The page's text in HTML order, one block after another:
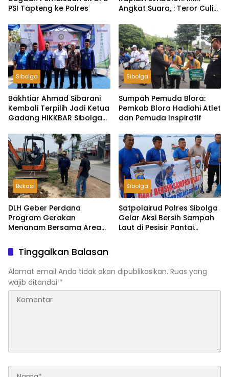
PSI Tapteng ke Polres
Angkat Suara, : Teror Culik
Harus Ungkap Tak Cukup
Hanya Klarifikasi
Sibolga
Bakhtiar Ahmad Sibarani
Kembali Terpilih Jadi Ketua
Gadang HIKKBAR Sibolga–
Sibolga
Sumpah Pemuda Blora:
Pemkab Blora Hadiahi Atlet
dan Pemuda Inspiratif
Bekasi
DLH Geber Perdana
Program Gerakan
Menanam Bersama Area
Sibolga
Satpolairud Polres Sibolga
Gelar Aksi Bersih Sampah
Laut di Pesisir Pantai
Tinggalkan Balasan
Alamat email Anda tidak akan dipublikasikan. Ruas yang
wajib ditandai *